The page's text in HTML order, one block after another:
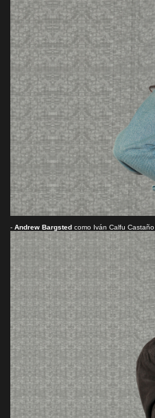
- Andrew Bargsted como Iván Calfu Castaño